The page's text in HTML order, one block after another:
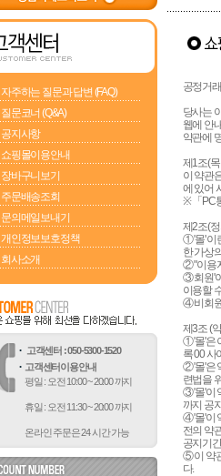
미확인 입금 강덕○ 님 연락바랍니다
미확인 입금 허정○ 님 연락바랍니다
자주하는 질문과 답변 (FAQ)
질문코너 (Q&A)
공지사항
쇼핑몰이용안내
장바구니보기
주문배송조회
문의메일보내기
개인정보보호정책
회사소개
고객센터 : 050-5300-1520
고객센터이용안내
평일 : 오전 10:00 ~ 20:00 까지
휴일 : 오전 11:30 ~ 20:00 까지
온라인 주문은 24 시간 가능
공정거
당사는
웹에 안
약관에
제1조(
이 약관
에 있어
※ 「PC
제2조(
① '몰' 이
한 가상
② "이용
③ 회원'
이용할
④ 비회
제3조 (
① '몰'은
록 00 사
② '몰'은
련법을
③ '몰'이
까지 공
④ '몰'이
전의 약
공지기
⑤ 이 약
다.